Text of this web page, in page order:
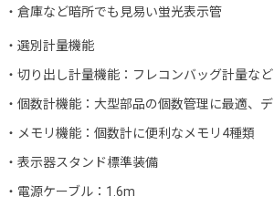
・倉庫など暗所でも見易い蛍光表示管
・ 選別計量機能
・ 切り出し計量機能：フレコンバッグ計量な
・ 個数計機能：大型部品の個数管理に最適、
・ メモリ機能：個数計に便利なメモリ4種類
・ 表示器スタンド標準装備
・ 電源ケーブル：1.6m